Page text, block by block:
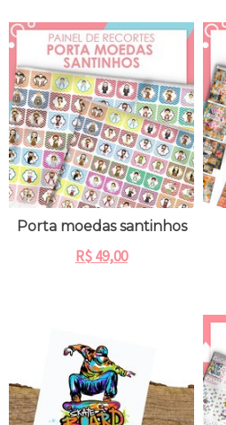
Porta moedas santinhos
R$49,00